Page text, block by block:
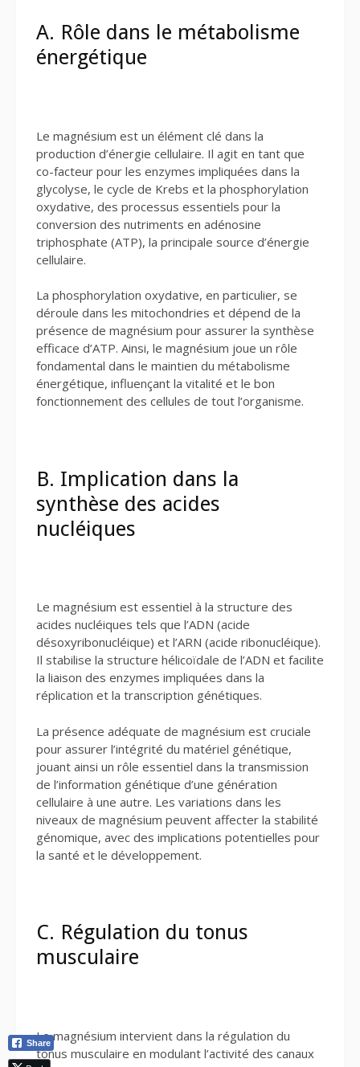
A. Rôle dans le métabolisme
énergétique
Le magnésium est un élément clé dans la
production d’énergie cellulaire. Il agit en tant que
co-facteur pour les enzymes impliquées dans la
glycolyse, le cycle de Krebs et la phosphorylation
oxydative, des processus essentiels pour la
conversion des nutriments en adénosine
triphosphate (ATP), la principale source d’énergie
cellulaire.
La phosphorylation oxydative, en particulier, se
déroule dans les mitochondries et dépend de la
présence de magnésium pour assurer la synthèse
efficace d’ATP. Ainsi, le magnésium joue un rôle
fondamental dans le maintien du métabolisme
énergétique, influençant la vitalité et le bon
fonctionnement des cellules de tout l’organisme.
B. Implication dans la
synthèse des acides
nucléiques
Le magnésium est essentiel à la structure des
acides nucléiques tels que l’ADN (acide
désoxyribonucléique) et l’ARN (acide ribonucléique).
Il stabilise la structure hélicoïdale de l’ADN et facilite
la liaison des enzymes impliquées dans la
réplication et la transcription génétiques.
La présence adéquate de magnésium est cruciale
pour assurer l’intégrité du matériel génétique,
jouant ainsi un rôle essentiel dans la transmission
de l’information génétique d’une génération
cellulaire à une autre. Les variations dans les
niveaux de magnésium peuvent affecter la stabilité
génomique, avec des implications potentielles pour
la santé et le développement.
C. Régulation du tonus
musculaire
Le magnésium intervient dans la régulation du
tonus musculaire en modulant l’activité des canaux
Share